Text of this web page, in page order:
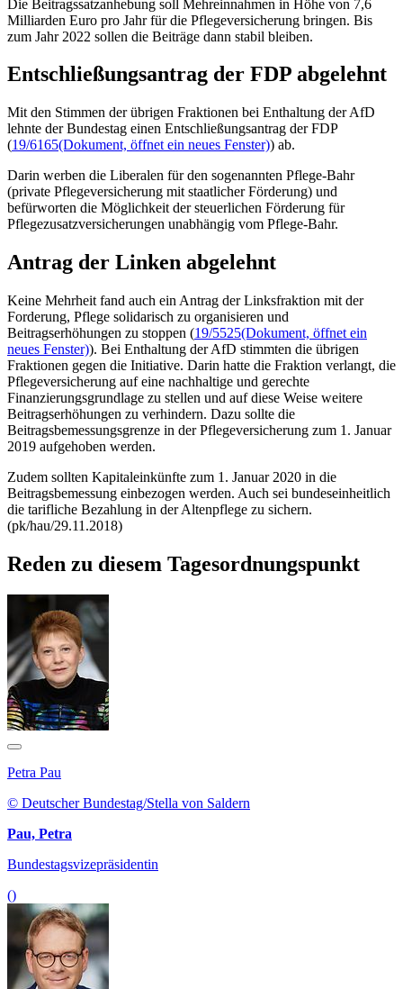
Die Beitragssatzanhebung soll Mehreinnahmen in Höhe von 7,6
Milliarden Euro pro Jahr für die Pflegeversicherung bringen. Bis
zum Jahr 2022 sollen die Beiträge dann stabil bleiben.
Entschließungsantrag der FDP abgelehnt
Mit den Stimmen der übrigen Fraktionen bei Enthaltung der AfD
lehnte der Bundestag einen Entschließungsantrag der FDP
(19/6165(Dokument, öffnet ein neues Fenster)) ab.
Darin werben die Liberalen für den sogenannten Pflege-Bahr
(private Pflegeversicherung mit staatlicher Förderung) und
befürworten die Möglichkeit der steuerlichen Förderung für
Pflegezusatzversicherungen unabhängig vom Pflege-Bahr.
Antrag der Linken abgelehnt
Keine Mehrheit fand auch ein Antrag der Linksfraktion mit der
Forderung, Pflege solidarisch zu organisieren und
Beitragserhöhungen zu stoppen (19/5525(Dokument, öffnet ein
neues Fenster)). Bei Enthaltung der AfD stimmten die übrigen
Fraktionen gegen die Initiative. Darin hatte die Fraktion verlangt, die
Pflegeversicherung auf eine nachhaltige und gerechte
Finanzierungsgrundlage zu stellen und auf diese Weise weitere
Beitragserhöhungen zu verhindern. Dazu sollte die
Beitragsbemessungsgrenze in der Pflegeversicherung zum 1. Januar
2019 aufgehoben werden.
Zudem sollten Kapitaleinkünfte zum 1. Januar 2020 in die
Beitragsbemessung einbezogen werden. Auch sei bundeseinheitlich
die tarifliche Bezahlung in der Altenpflege zu sichern.
(pk/hau/29.11.2018)
Reden zu diesem Tagesordnungspunkt
Petra Pau
© Deutscher Bundestag/Stella von Saldern
Pau, Petra
Bundestagsvizepräsidentin
()